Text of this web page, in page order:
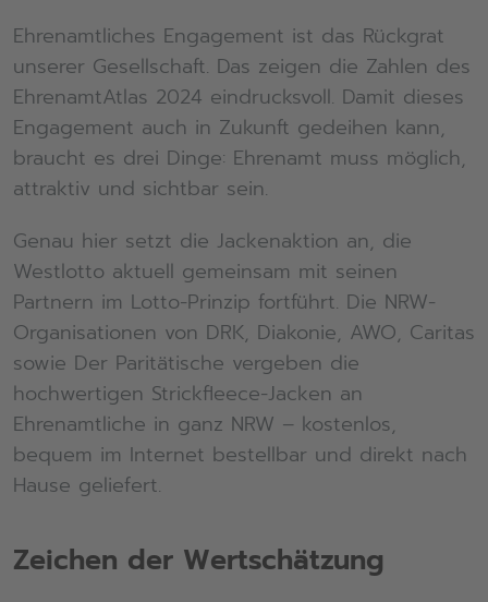
Ehrenamtliches Engagement ist das Rückgrat
unserer Gesellschaft. Das zeigen die Zahlen des
EhrenamtAtlas 2024 eindrucksvoll. Damit dieses
Engagement auch in Zukunft gedeihen kann,
braucht es drei Dinge: Ehrenamt muss möglich,
attraktiv und sichtbar sein.
Genau hier setzt die Jackenaktion an, die
Westlotto aktuell gemeinsam mit seinen
Partnern im Lotto-Prinzip fortführt. Die NRW-
Organisationen von DRK, Diakonie, AWO, Caritas
sowie Der Paritätische vergeben die
hochwertigen Strickfleece-Jacken an
Ehrenamtliche in ganz NRW – kostenlos,
bequem im Internet bestellbar und direkt nach
Hause geliefert.
Zeichen der Wertschätzung